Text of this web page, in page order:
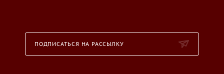
ПОДПИСАТЬСЯ НА РАССЫЛКУ